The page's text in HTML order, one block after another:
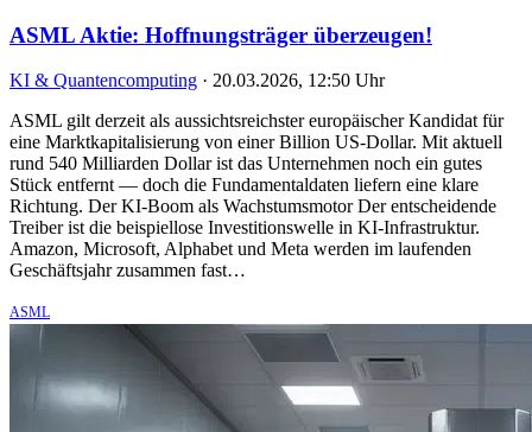
ASML Aktie: Hoffnungsträger überzeugen!
KI & Quantencomputing · 20.03.2026, 12:50 Uhr
ASML gilt derzeit als aussichtsreichster europäischer Kandidat für
eine Marktkapitalisierung von einer Billion US-Dollar. Mit aktuell
rund 540 Milliarden Dollar ist das Unternehmen noch ein gutes
Stück entfernt — doch die Fundamentaldaten liefern eine klare
Richtung. Der KI-Boom als Wachstumsmotor Der entscheidende
Treiber ist die beispiellose Investitionswelle in KI-Infrastruktur.
Amazon, Microsoft, Alphabet und Meta werden im laufenden
Geschäftsjahr zusammen fast…
ASML